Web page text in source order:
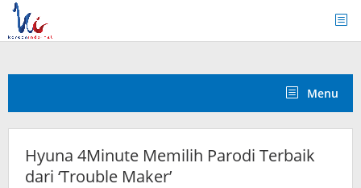
Skip
content
Menu
Hyuna 4Minute Memilih Parodi Terbaik
dari ‘Trouble Maker’